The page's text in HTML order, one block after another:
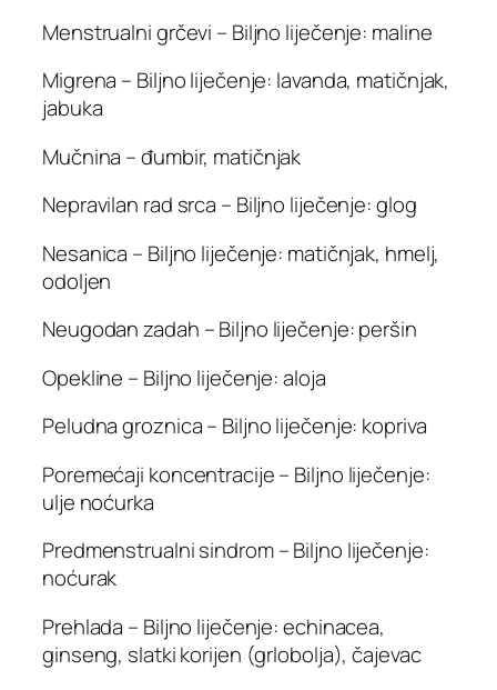
Menstrualni grčevi – Biljno liječenje: maline
Migrena – Biljno liječenje: lavanda, matičnjak,
jabuka
Mučnina – đumbir, matičnjak
Nepravilan rad srca – Biljno liječenje: glog
Nesanica – Biljno liječenje: matičnjak, hmelj,
odoljen
Neugodan zadah – Biljno liječenje: peršin
Opekline – Biljno liječenje: aloja
Peludna groznica – Biljno liječenje: kopriva
Poremećaji koncentracije – Biljno liječenje:
ulje noćurka
Predmenstrualni sindrom – Biljno liječenje:
noćurak
Prehlada – Biljno liječenje: echinacea,
ginseng, slatki korijen (grlobolja), čajevac